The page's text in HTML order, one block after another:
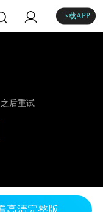
下载APP
后重试